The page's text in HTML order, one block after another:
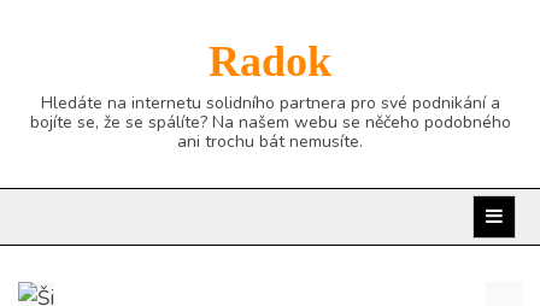
Radok
Hledáte na internetu solidního partnera pro své podnikání a
bojíte se, že se spálíte? Na našem webu se něčeho podobného
ani trochu bát nemusíte.